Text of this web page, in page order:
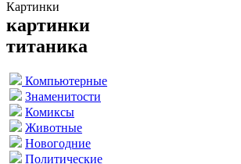
Картинки
картинки
титаника
Компьютерные
Знаменитости
Комиксы
Животные
Новогодние
Политические